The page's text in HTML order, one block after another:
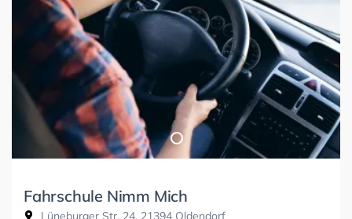
Fahrschule Nimm Mich
Lüneburger Str. 24, 21394 Oldendorf